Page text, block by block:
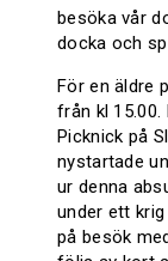
besöka vår
docka och
För en äldre
från kl 15.00.
Picknick på
nystartade
ur denna
under ett
på besök